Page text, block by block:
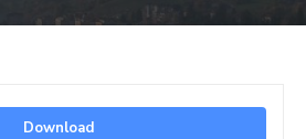
Download